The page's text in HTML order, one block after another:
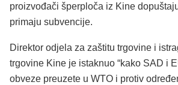
proizvođači šperploča iz Kine
primaju subvencije.
Direktor odjela za zaštitu trgovine i
trgovine Kine je istaknuo “kako SAD i
obveze preuzete u WTO i protiv